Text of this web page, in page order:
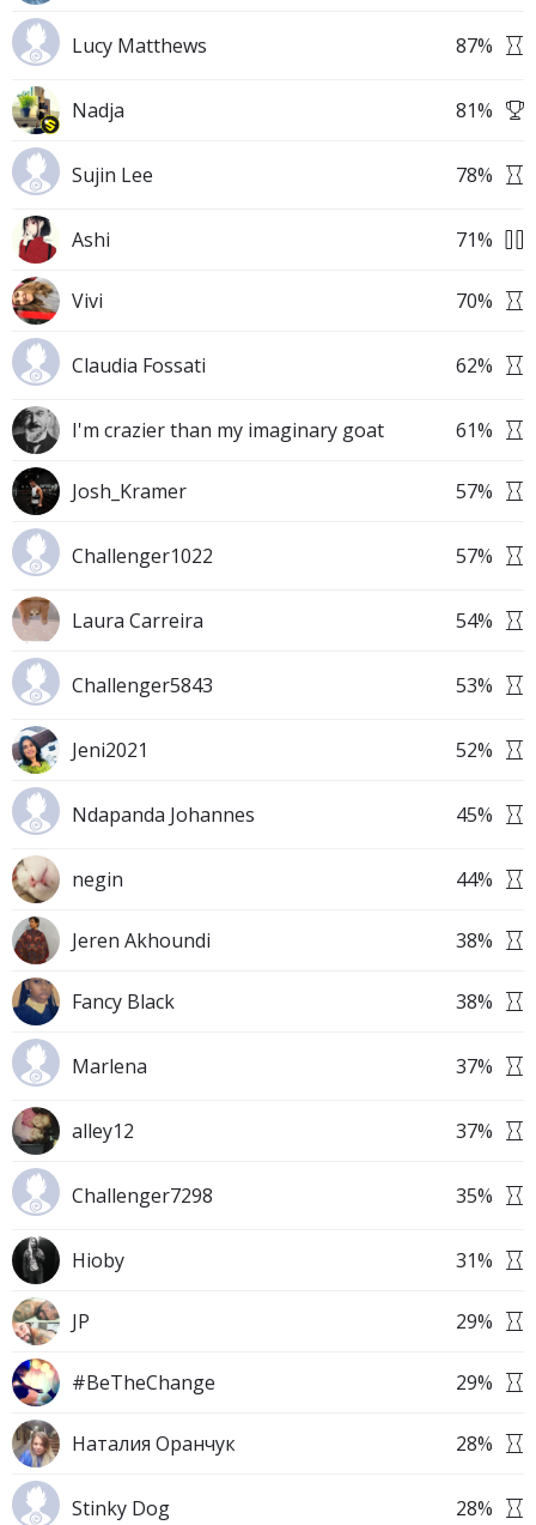
Lucy Matthews 87%
Nadja 81%
Sujin Lee 78%
Ashi 71%
Vivi 70%
Claudia Fossati 62%
I'm crazier than my imaginary goat 61%
Josh_Kramer 57%
Challenger1022 57%
Laura Carreira 54%
Challenger5843 53%
Jeni2021 52%
Ndapanda Johannes 45%
negin 44%
Jeren Akhoundi 38%
Fancy Black 38%
Marlena 37%
alley12 37%
Challenger7298 35%
Hioby 31%
JP 29%
#BeTheChange 29%
Наталия Оранчук 28%
Stinky Dog 28%